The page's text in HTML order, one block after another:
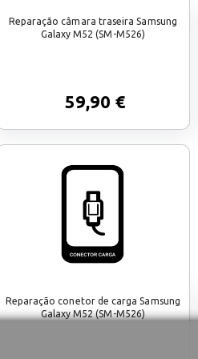
Reparação câmara traseira Samsung
Galaxy M52 (SM-M526)
59,90 €
Reparação conetor de carga Samsung
Galaxy M52 (SM-M526)